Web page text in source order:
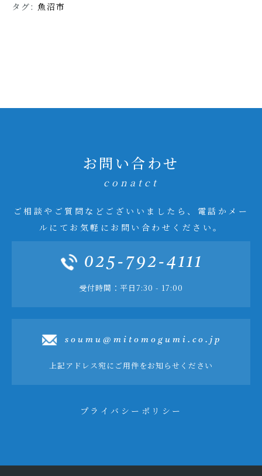
タグ: 魚沼市
お問い合わせ
conatct
ご相談やご質問などございいましたら、電話かメー
ルにてお気軽にお問い合わせください。
025-792-4111
受付時間：平日7:30 - 17:00
soumu@mitomogumi.co.jp
上記アドレス宛にご用件をお知らせください
プライバシーポリシー